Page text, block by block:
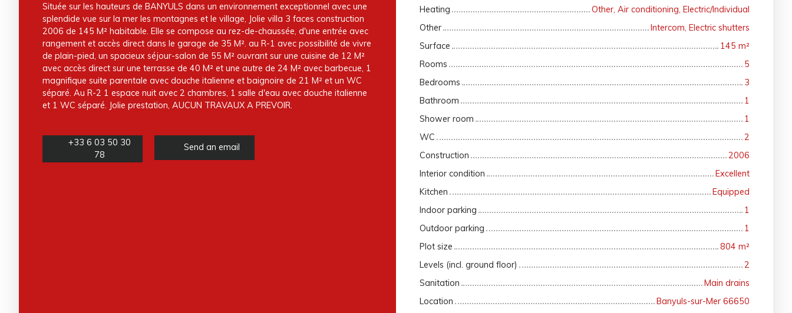
Située sur les hauteurs de BANYULS dans un environnement exceptionnel avec une
splendide vue sur la mer les montagnes et le village, Jolie villa 3 faces construction
2006 de 145 M² habitable. Elle se compose au rez-de-chaussée, d'une entrée avec
rangement et accès direct dans le garage de 35 M². au R-1 avec possibilité de vivre
de plain-pied, un spacieux séjour-salon de 55 M² ouvrant sur une cuisine de 12 M²
avec accès direct sur une terrasse de 40 M² et une autre de 24 M² avec barbecue, 1
magnifique suite parentale avec douche italienne et baignoire de 21 M² et un WC
séparé. Au R-2 1 espace nuit avec 2 chambres, 1 salle d'eau avec douche italienne
et 1 WC séparé. Jolie prestation, AUCUN TRAVAUX A PREVOIR.
+33 6 03 50 30
78
Send an email
Heating
Other, Air conditioning, Electric/Individual
Other
Intercom, Electric shutters
Surface
145 m²
Rooms
5
Bedrooms
3
Bathroom
1
Shower room
1
WC
2
Construction
2006
Interior condition
Excellent
Kitchen
Equipped
Indoor parking
1
Outdoor parking
1
Plot size
804 m²
Levels (incl. ground floor)
2
Sanitation
Main drains
Location
Banyuls-sur-Mer 66650